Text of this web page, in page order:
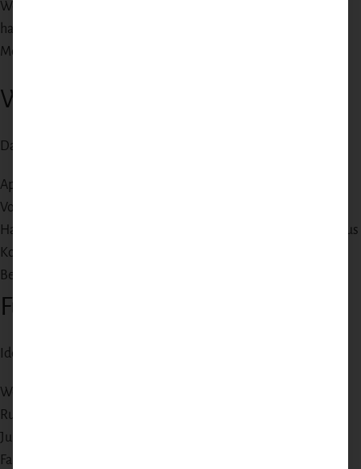
Weidehaltung unserer Partnerbetriebe. Alle Produkte werden
handwerklich verarbeitet, frisch vakuumiert und als komplette
Menü-Konzepte ausgeliefert.
Was ist enthalten?
Das Paket enthält:
Appetithappen: Geröstetes Brioche mit Wildpastete
Vorspeise: Rosa gebratenes Reh Filet auf Blattsalat
Hauptgang:
Geschmorte Wildschweinschulter mit Wacholderjus
Komplettes Rezept für alle Gänge
Beilagenempfehlung
Für welchen Anlass?
Ideal für:
Weihnachten und Silvester
Runde Geburtstage
Jubiläen und Hochzeitstage
Familienfeste mit 4 Gästen